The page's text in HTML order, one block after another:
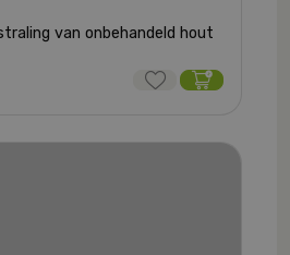
van onbehandeld hout